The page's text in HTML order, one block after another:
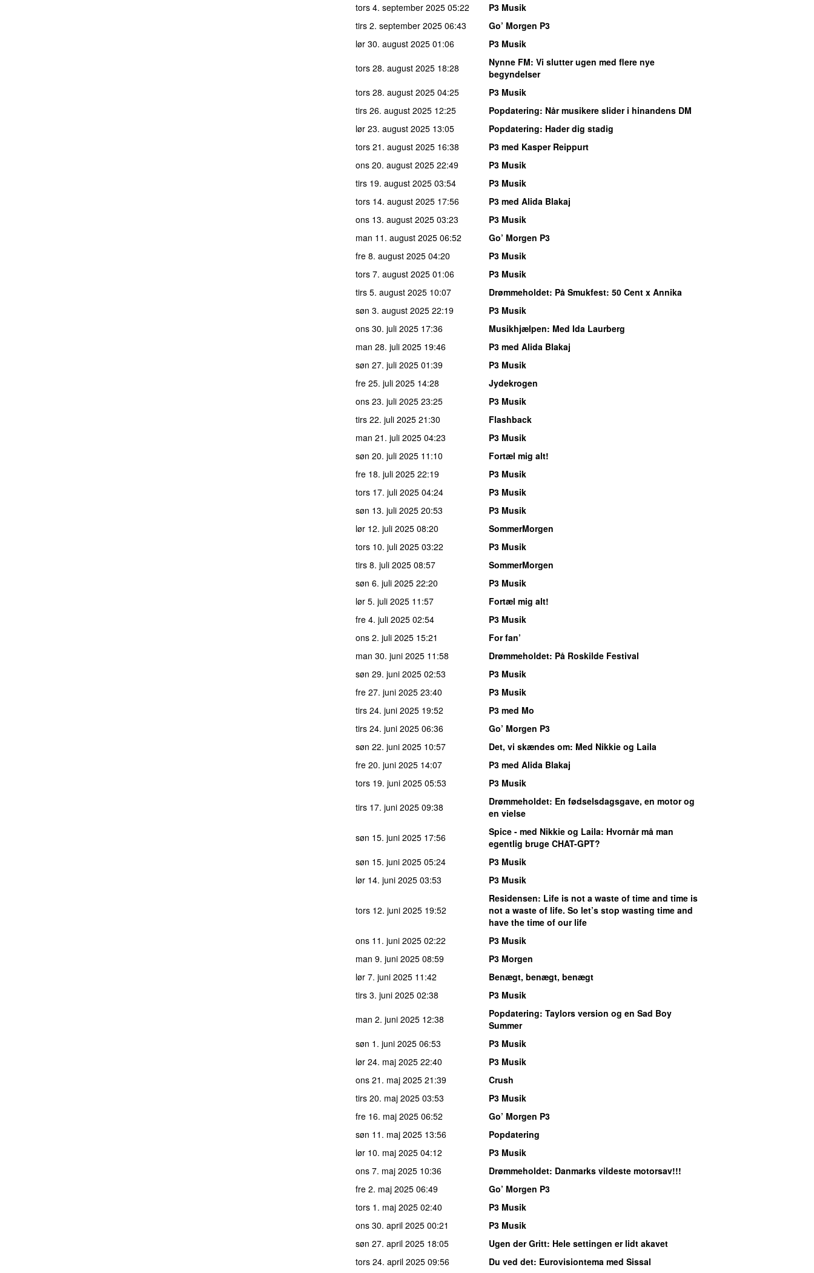
tors 4. september 2025 05:22
P3 Musik
tirs 2. september 2025 06:43
Go’ Morgen P3
lør 30. august 2025 01:06
P3 Musik
tors 28. august 2025 18:28 Nynne FM: Vi slutter ugen med flere nye
begyndelser
tors 28. august 2025 04:25
P3 Musik
tirs 26. august 2025 12:25 Popdatering: Når musikere slider i hinandens DM
lør 23. august 2025 13:05 Popdatering: Hader dig stadig
tors 21. august 2025 16:38
P3 med Kasper Reippurt
ons 20. august 2025 22:49
P3 Musik
tirs 19. august 2025 03:54
P3 Musik
tors 14. august 2025 17:56
P3 med Alida Blakaj
ons 13. august 2025 03:23
P3 Musik
man 11. august 2025 06:52
Go’ Morgen P3
fre 8. august 2025 04:20
P3 Musik
tors 7. august 2025 01:06
P3 Musik
tirs 5. august 2025 10:07 Drømmeholdet: På Smukfest: 50 Cent x Annika
søn 3. august 2025 22:19
P3 Musik
ons 30. juli 2025 17:36 Musikhjælpen: Med Ida Laurberg
man 28. juli 2025 19:46
P3 med Alida Blakaj
søn 27. juli 2025 01:39
P3 Musik
fre 25. juli 2025 14:28
Jydekrogen
ons 23. juli 2025 23:25
P3 Musik
tirs 22. juli 2025 21:30
Flashback
man 21. juli 2025 04:23
P3 Musik
søn 20. juli 2025 11:10
Fortæl mig alt!
fre 18. juli 2025 22:19
P3 Musik
tors 17. juli 2025 04:24
P3 Musik
søn 13. juli 2025 20:53
P3 Musik
lør 12. juli 2025 08:20
SommerMorgen
tors 10. juli 2025 03:22
P3 Musik
tirs 8. juli 2025 08:57
SommerMorgen
søn 6. juli 2025 22:20
P3 Musik
lør 5. juli 2025 11:57
Fortæl mig alt!
fre 4. juli 2025 02:54
P3 Musik
ons 2. juli 2025 15:21
For fan’
man 30. juni 2025 11:58 Drømmeholdet: På Roskilde Festival
søn 29. juni 2025 02:53
P3 Musik
fre 27. juni 2025 23:40
P3 Musik
tirs 24. juni 2025 19:52
P3 med Mo
tirs 24. juni 2025 06:36
Go’ Morgen P3
søn 22. juni 2025 10:57 Det, vi skændes om: Med Nikkie og Laila
fre 20. juni 2025 14:07
P3 med Alida Blakaj
tors 19. juni 2025 05:53
P3 Musik
tirs 17. juni 2025 09:38 Drømmeholdet: En fødselsdagsgave, en motor og
en vielse
søn 15. juni 2025 17:56 Spice - med Nikkie og Laila: Hvornår må man
egentlig bruge CHAT-GPT?
søn 15. juni 2025 05:24
P3 Musik
lør 14. juni 2025 03:53 P3 Musik
tors 12. juni 2025 19:52
Residensen: Life is not a waste of time and time is
not a waste of life. So let’s stop wasting time and
have the time of our life
ons 11. juni 2025 02:22
P3 Musik
man 9. juni 2025 08:59
P3 Morgen
lør 7. juni 2025 11:42
Benægt, benægt, benægt
tirs 3. juni 2025 02:38
P3 Musik
man 2. juni 2025 12:38 Popdatering: Taylors version og en Sad Boy
Summer
søn 1. juni 2025 06:53
P3 Musik
lør 24. maj 2025 22:40
P3 Musik
ons 21. maj 2025 21:39
Crush
tirs 20. maj 2025 03:53
P3 Musik
fre 16. maj 2025 06:52
Go’ Morgen P3
søn 11. maj 2025 13:56
Popdatering
lør 10. maj 2025 04:12
P3 Musik
ons 7. maj 2025 10:36 Drømmeholdet: Danmarks vildeste motorsav!!!
fre 2. maj 2025 06:49
Go’ Morgen P3
tors 1. maj 2025 02:40
P3 Musik
ons 30. april 2025 00:21
P3 Musik
søn 27. april 2025 18:05 Ugen der Gritt: Hele settingen er lidt akavet
tors 24. april 2025 09:56 Du ved det: Eurovisiontema med Sissal